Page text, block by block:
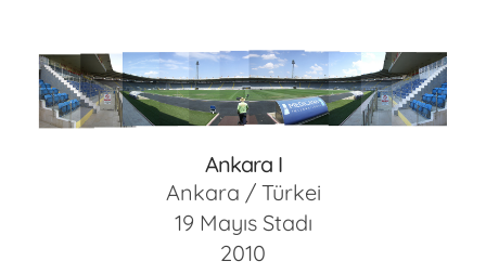
Ankara I
Ankara / Türkei
19 Mayıs Stadı
2010